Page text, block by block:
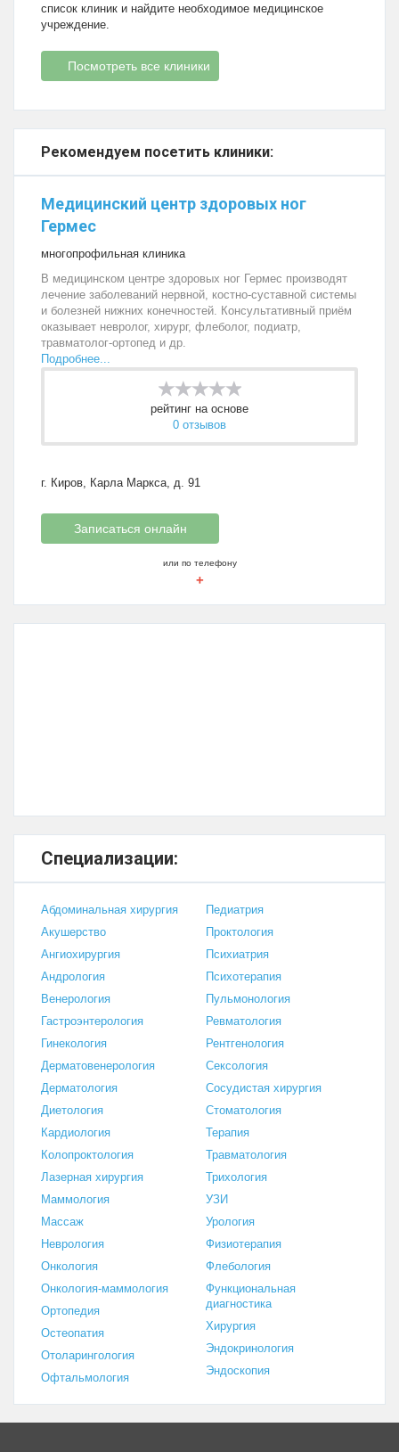
список клиник и найдите необходимое медицинское
учреждение.
Посмотреть все клиники
Рекомендуем посетить клиники:
Медицинский центр здоровых ног
Гермес
многопрофильная клиника
В медицинском центре здоровых ног Гермес производят
лечение заболеваний нервной, костно-суставной системы
и болезней нижних конечностей. Консультативный приём
оказывает невролог, хирург, флеболог, подиатр,
травматолог-ортопед и др.
Подробнее...
рейтинг на основе
0 отзывов
г. Киров, Карла Маркса, д. 91
Записаться онлайн
или по телефону
+
Специализации:
Абдоминальная хирургия
Акушерство
Ангиохирургия
Андрология
Венерология
Гастроэнтерология
Гинекология
Дерматовенерология
Дерматология
Диетология
Кардиология
Колопроктология
Лазерная хирургия
Маммология
Массаж
Неврология
Онкология
Онкология-маммология
Ортопедия
Остеопатия
Отоларингология
Офтальмология
Педиатрия
Проктология
Психиатрия
Психотерапия
Пульмонология
Ревматология
Рентгенология
Сексология
Сосудистая хирургия
Стоматология
Терапия
Травматология
Трихология
УЗИ
Урология
Физиотерапия
Флебология
Функциональная
диагностика
Хирургия
Эндокринология
Эндоскопия